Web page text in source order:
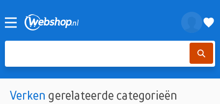
Verken gerelateerde categorieën